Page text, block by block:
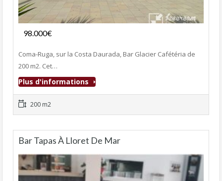
Fonds de commerce
98.000€
Coma-Ruga, sur la Costa Daurada, Bar Glacier Cafétéria de
200 m2. Cet…
Plus d'informations
200 m2
Bar Tapas À Lloret De Mar